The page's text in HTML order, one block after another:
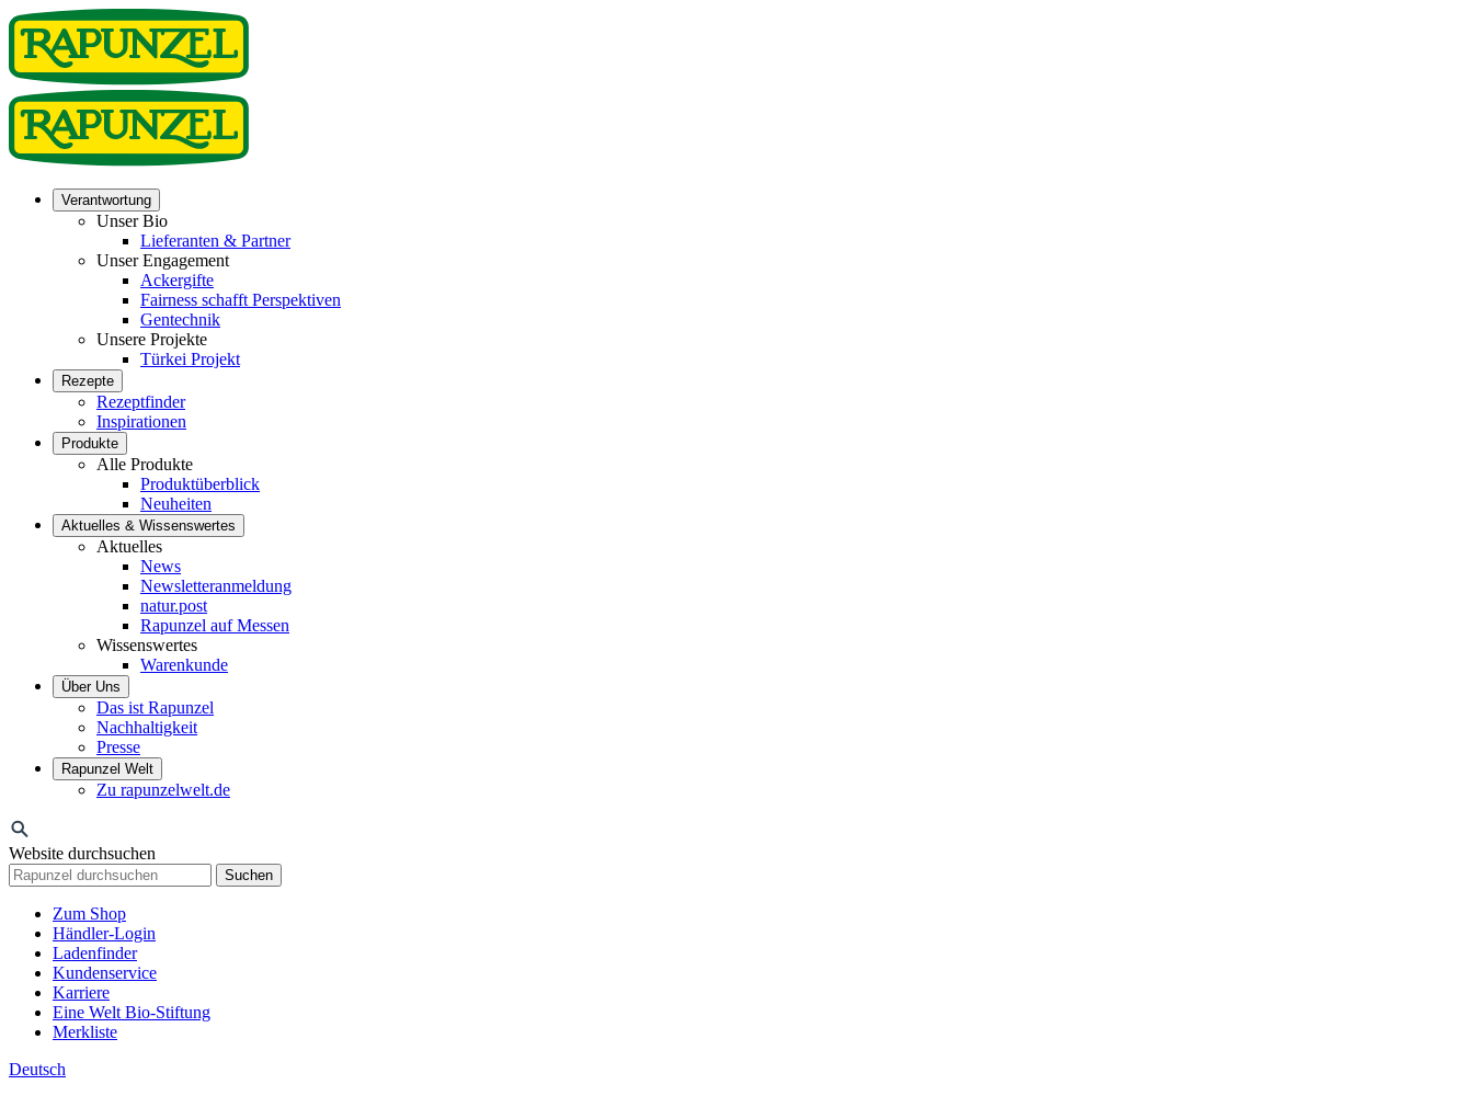
Verantwortung
Unser Bio
Lieferanten & Partner
Unser Engagement
Ackergifte
Fairness schafft Perspektiven
Gentechnik
Unsere Projekte
Türkei Projekt
Rezepte
Rezeptfinder
Inspirationen
Produkte
Alle Produkte
Produktüberblick
Neuheiten
Aktuelles & Wissenswertes
Aktuelles
News
Newsletteranmeldung
natur.post
Rapunzel auf Messen
Wissenswertes
Warenkunde
Über Uns
Das ist Rapunzel
Nachhaltigkeit
Presse
Rapunzel Welt
Zu rapunzelwelt.de
Website durchsuchen
Suchen
Zum Shop
Händler-Login
Ladenfinder
Kundenservice
Karriere
Eine Welt Bio-Stiftung
Merkliste
Deutsch